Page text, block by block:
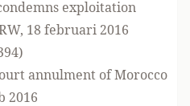
exploitation
18 februari 2016
)
annulment of Morocco
2016